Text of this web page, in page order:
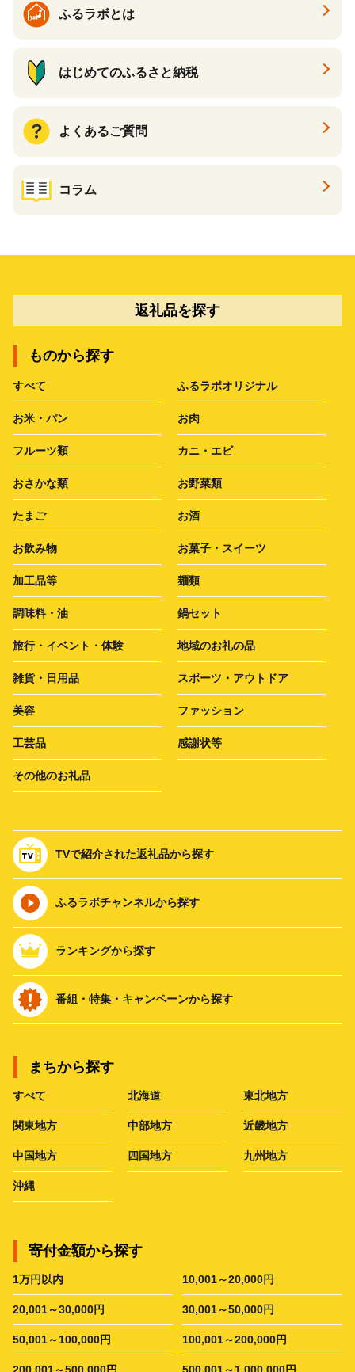
ふるラボとは
はじめてのふるさと納税
よくあるご質問
コラム
返礼品を探す
ものから探す
すべて ふるラボオリジナル
お米・パン お肉
フルーツ類 カニ・エビ
おさかな類 お野菜類
たまご お酒
お飲み物 お菓子・スイーツ
加工品等 麺類
調味料・油 鍋セット
旅行・イベント・体験 地域のお礼の品
雑貨・日用品 スポーツ・アウトドア
美容 ファッション
工芸品 感謝状等
その他のお礼品
TVで紹介された返礼品から探す
ふるラボチャンネルから探す
ランキングから探す
番組・特集・キャンペーンから探す
まちから探す
すべて 北海道 東北地方
関東地方 中部地方 近畿地方
中国地方 四国地方 九州地方
沖縄
寄付金額から探す
1万円以内 10,001～20,000円
20,001～30,000円 30,001～50,000円
50,001～100,000円 100,001～200,000円